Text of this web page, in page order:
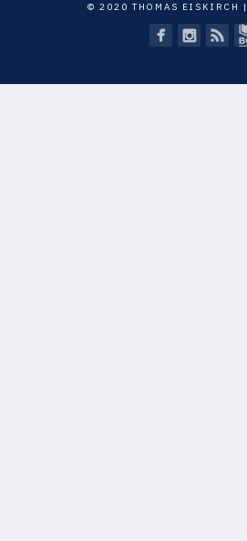
© 2020 THOMAS EISKIRCH |